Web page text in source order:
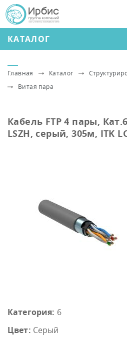
КАТАЛОГ
Главная Каталог
Витая пара
Кабель FTP 4 пары,
LSZH, серый, 305м, ITK
Категория: 6
Цвет: Серый